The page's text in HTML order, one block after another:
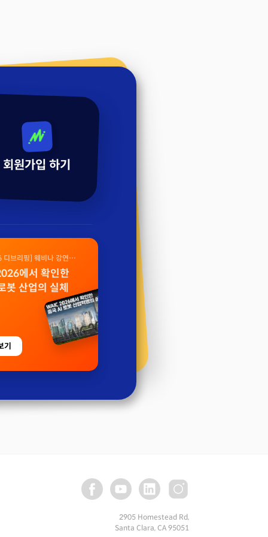
회원가입 하기
브리핑] 웨비나 강연
에서 확인한
봇 산업의 실체
기
2905 Homestead Rd,
Santa Clara, CA 95051